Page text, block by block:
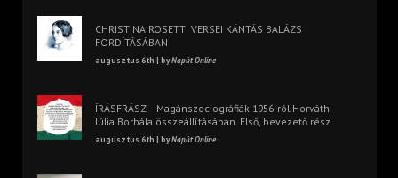
CHRISTINA ROSETTI VERSEI KÁNTÁS BALÁZS
FORDÍTÁSÁBAN
augusztus 6th | byNapút Online
ÍRÁSFRÁSZ – Magánszociográfiák 1956-ról Horváth
Júlia Borbála összeállításában. Első, bevezető rész
augusztus 6th | byNapút Online